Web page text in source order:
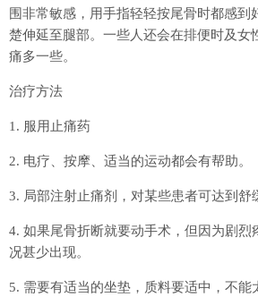
围非常敏感，用手指轻轻按尾骨时都感到
楚伸延至腿部。一些人还会在排便时及女
痛多一些。
治疗方法
1. 服用止痛药
2. 电疗、按摩、适当的运动都会有帮助。
3. 局部注射止痛剂，对某些患者可达到舒
4. 如果尾骨折断就要动手术，但因为剧烈
况甚少出现。
5. 需要有适当的坐垫，质料要适中，不能